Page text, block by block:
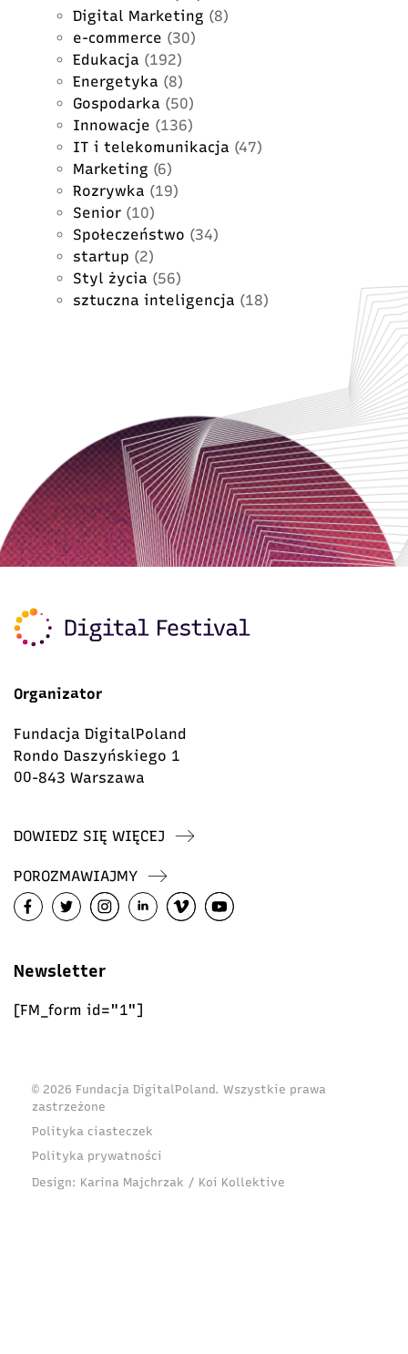
Digital Marketing (8)
e-commerce (30)
Edukacja (192)
Energetyka (8)
Gospodarka (50)
Innowacje (136)
IT i telekomunikacja (47)
Marketing (6)
Rozrywka (19)
Senior (10)
Społeczeństwo (34)
startup (2)
Styl życia (56)
sztuczna inteligencja (18)
Organizator
Fundacja DigitalPoland
Rondo Daszyńskiego 1
00-843 Warszawa
DOWIEDZ SIĘ WIĘCEJ
POROZMAWIAJMY
Newsletter
[FM_form id="1"]
© 2026 Fundacja DigitalPoland. Wszystkie prawa
zastrzeżone
Polityka ciasteczek
Polityka prywatności
Design: Karina Majchrzak / Koi Kollektive